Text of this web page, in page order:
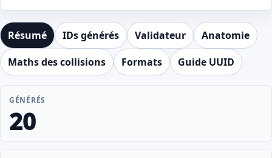
Résumé IDs générés Validateur
Anatomie
Maths des collisions
Formats Guide UUID
GÉNÉRÉS
20